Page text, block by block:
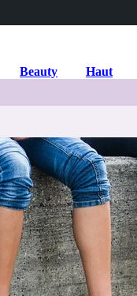
Beauty Haut